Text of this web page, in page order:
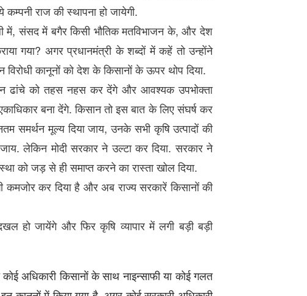
राज की स्थापना हो जायेगी.
में, संसद में बगैर किसी भौतिक मतविभाजन के, और देश
गया? अगर प्रधानमंत्री के शब्दों में कहें तो उन्होंने
कानूनों को देश के किसानों के ऊपर थोप दिया.
ढांचे को तहस नहस कर देंगे और आवश्यक उपभोक्ता
बना देंगे. किसान तो इस बात के लिए संघर्ष कर
मूल्य दिया जाय, उनके सभी कृषि उत्पादों की
लेकिन मोदी सरकार ने उल्टा कर दिया. सरकार ने
को जड़ से ही समाप्त करने का रास्ता खोल दिया.
कमजोर कर दिया है और अब राज्य सरकारें किसानों की
हो जायेंगे और फिर कृषि व्यापार में लगी बड़ी बड़ी
अधिकारी किसानों के साथ नाइन्साफी या कोई गलत